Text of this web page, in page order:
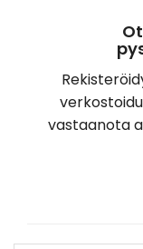
vastaanota